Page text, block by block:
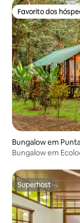
Favorito dos
Favorito dos
Bungalow em
Bungalow em
Superhost
Superhost